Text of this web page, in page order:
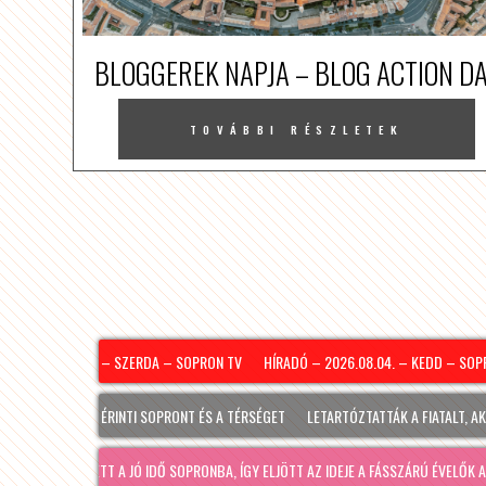
BLOGGEREK NAPJA – BLOG ACTION
TOVÁBBI RÉSZLETEK
2026.08.05. – SZERDA – SOPRON TV HÍRADÓ – 2026.08.04. – KEDD –
IS ÉRINTI SOPRONT ÉS A TÉRSÉGET LETARTÓZTATTÁK A FIATALT, AKI
A JÓ IDŐ SOPRONBA, ÍGY ELJÖTT AZ IDEJE A FÁSSZÁRÚ ÉVELŐK